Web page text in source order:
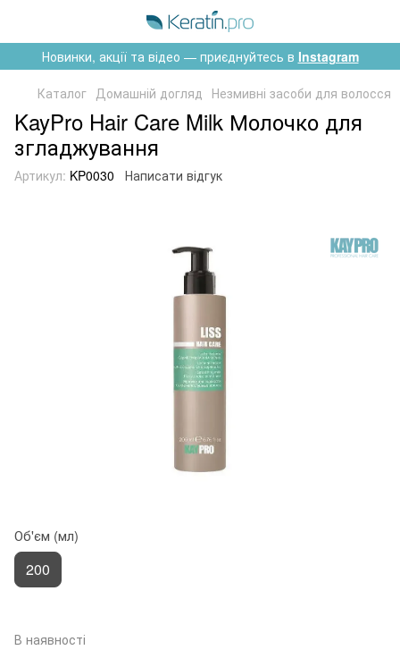
Новинки, акції та відео — приєднуйтесь в Instagram
Каталог Домашній догляд Незмивні засоби для волосся
KayPro Hair Care Milk Молочко для
згладжування
Артикул: KP0030 Написати відгук
Об'єм (мл)
200
В наявності